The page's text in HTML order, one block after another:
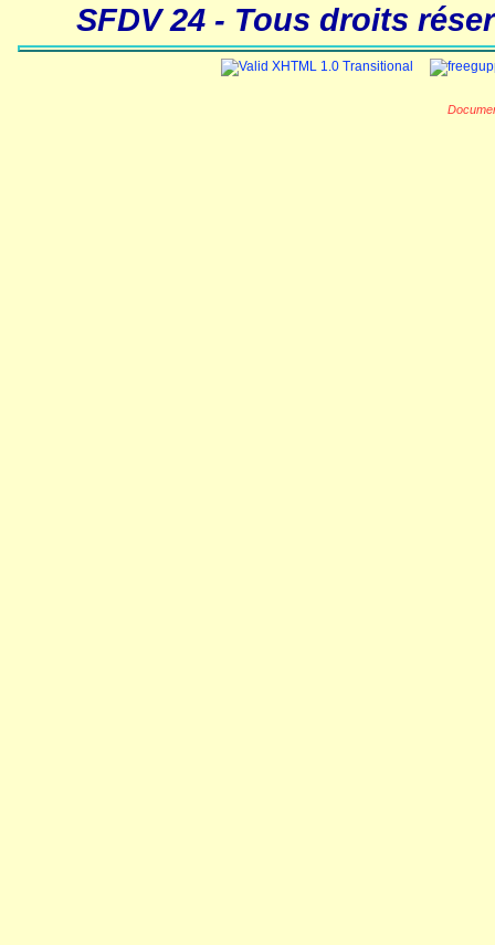
SFDV 24 - Tous droits